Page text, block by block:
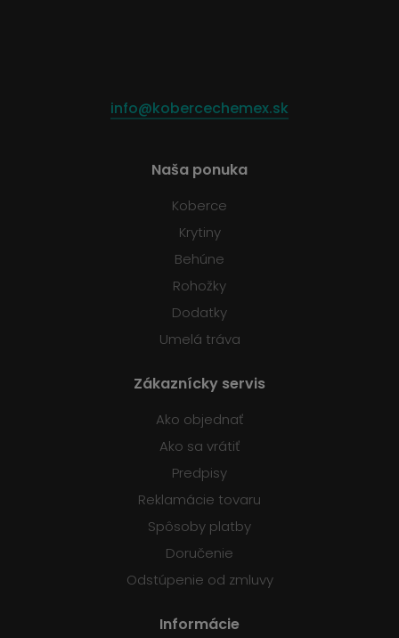
info@kobercechemex.sk
Naša ponuka
Koberce
Krytiny
Behúne
Rohožky
Dodatky
Umelá tráva
Zákaznícky servis
Ako objednať
Ako sa vrátiť
Predpisy
Reklamácie tovaru
Spôsoby platby
Doručenie
Odstúpenie od zmluvy
Informácie